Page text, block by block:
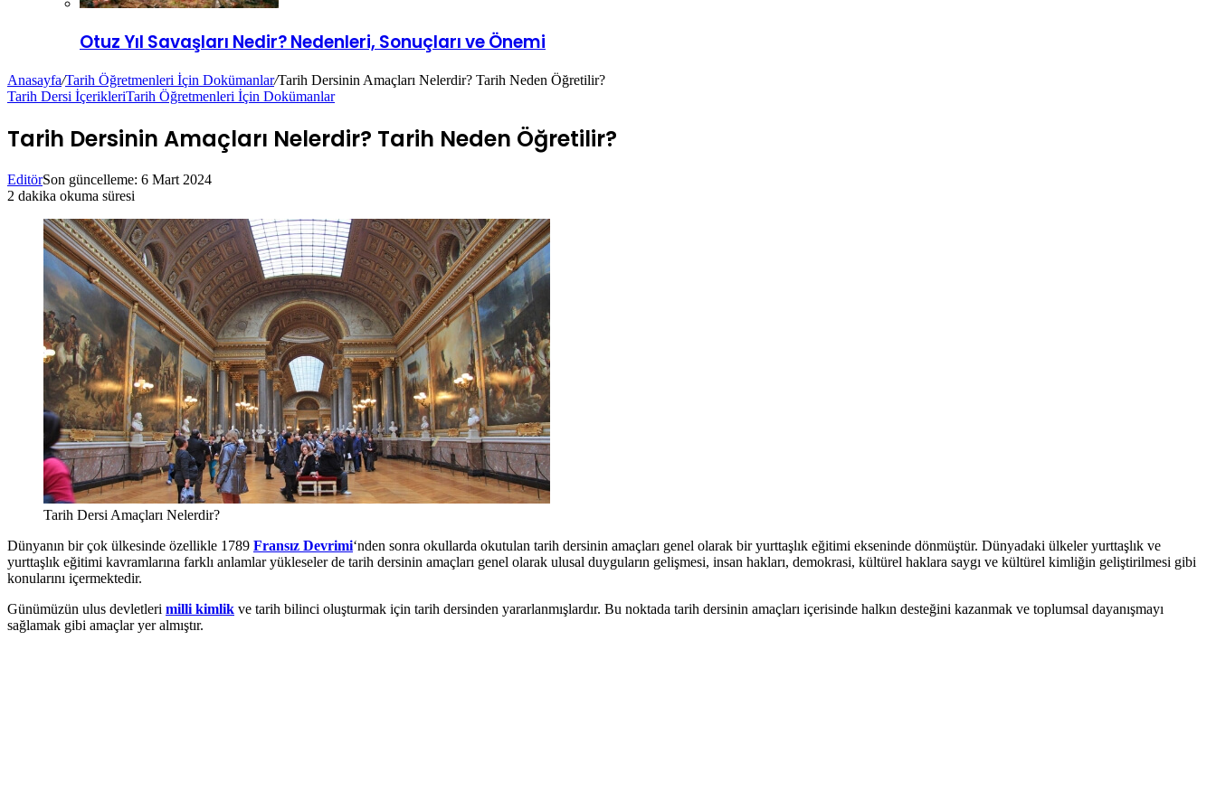
Otuz Yıl Savaşları Nedir? Nedenleri, Sonuçları ve Önemi
Anasayfa/Tarih Öğretmenleri İçin Dokümanlar/Tarih Dersinin Amaçları Nelerdir? Tarih Neden Öğretilir?
Tarih Dersi İçerikleriTarih Öğretmenleri İçin Dokümanlar
Tarih Dersinin Amaçları Nelerdir? Tarih Neden Öğretilir?
EditörSon güncelleme: 6 Mart 2024
2 dakika okuma süresi
Tarih Dersi Amaçları Nelerdir?
Dünyanın bir çok ülkesinde özellikle 1789 Fransız Devrimi‘nden sonra okullarda okutulan tarih dersinin amaçları genel olarak bir yurttaşlık eğitimi ekseninde dönmüştür. Dünyadaki ülkeler yurttaşlık ve
yurttaşlık eğitimi kavramlarına farklı anlamlar yükleseler de tarih dersinin amaçları genel olarak ulusal duyguların gelişmesi, insan hakları, demokrasi, kültürel haklara saygı ve kültürel kimliğin geliştirilmesi gibi
konularını içermektedir.
Günümüzün ulus devletleri milli kimlik ve tarih bilinci oluşturmak için tarih dersinden yararlanmışlardır. Bu noktada tarih dersinin amaçları içerisinde halkın desteğini kazanmak ve toplumsal dayanışmayı
sağlamak gibi amaçlar yer almıştır.